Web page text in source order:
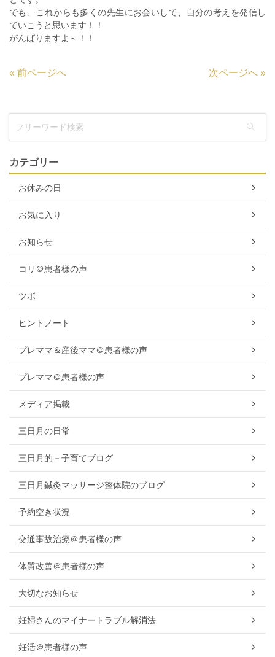
でも、これからも多くの先生にお会いして、自分の考えを発信し
ていこうと思います！！
がんばりますよ～！！
« 前ページへ 次ページへ »
カテゴリー
お休みの日
お気に入り
お知らせ
コリ＠患者様の声
ツボ
ヒントノート
プレママ＆産後ママ＠患者様の声
プレママ＠患者様の声
メディア掲載
三日月の日常
三日月的－子育てブログ
三日月鍼灸マッサージ整体院のブログ
予約空き状況
交通事故治療＠患者様の声
体質改善＠患者様の声
大切なお知らせ
妊婦さんのマイナートラブル解消法
妊活＠患者様の声